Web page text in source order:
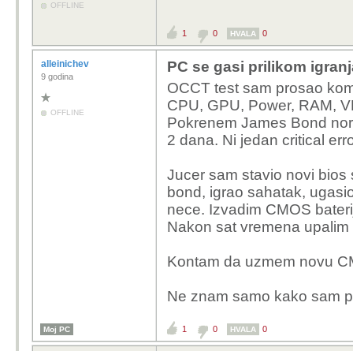
OFFLINE
1 0 HVALA 0
alleinichev
9 godina
OFFLINE
PC se gasi prilikom
OCCT test sam prosao
CPU, GPU, Power, RAM,
Pokrenem James Bond
2 dana. Ni jedan critical
Jucer sam stavio novi
bond, igrao sahatak,
nece. Izvadim CMOS
Nakon sat vremena
Kontam da uzmem novu
Ne znam samo kako sam
Moj PC 1 0 HVALA 0